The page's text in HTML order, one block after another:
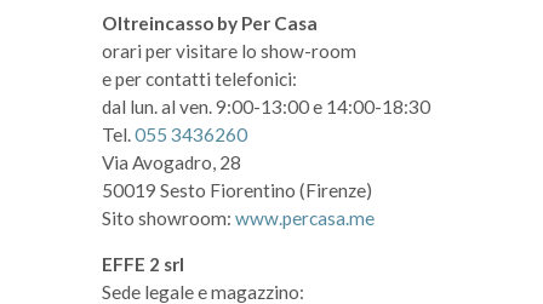
Oltreincasso by Per Casa
orari per visitare lo show-room
e per contatti telefonici:
dal lun. al ven. 9:00-13:00 e 14:00-18:30
Tel.055 3436260
Via Avogadro, 28
50019 Sesto Fiorentino (Firenze)
Sito showroom: www.percasa.me
EFFE 2 srl
Sede legale e magazzino: